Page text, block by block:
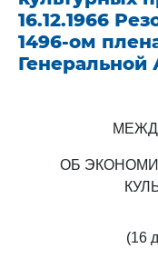
16.12.1966
1496-ом
ОБ
(16